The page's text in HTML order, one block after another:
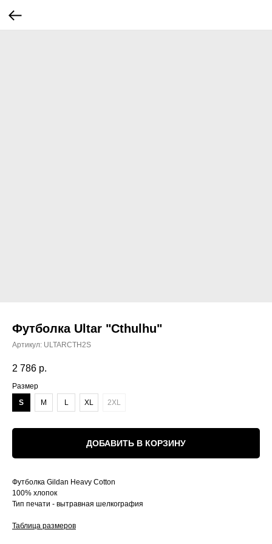
Футболка Ultar "Cthulhu"
Артикул: ULTARCTH2S
2 786 р.
Размер
S
M L XL 2XL
ДОБАВИТЬ В КОРЗИНУ
Футболка Gildan Heavy Cotton
100% хлопок
Тип печати - вытравная шелкография
Таблица размеров